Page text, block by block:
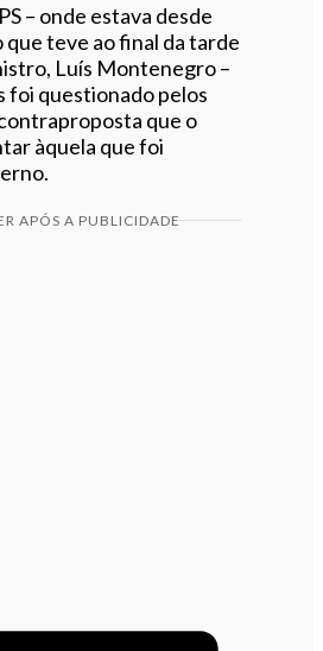
– onde estava desde
que teve ao final da tarde
Luís Montenegro –
foi questionado pelos
que o
àquela que foi
APÓS A PUBLICIDADE